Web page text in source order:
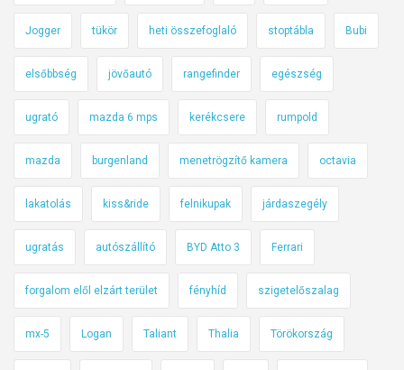
Jogger tükör heti összefoglaló stoptábla Bubi
elsőbbség jövőautó rangefinder egészség
ugrató mazda 6 mps kerékcsere rumpold
mazda burgenland menetrögzítő kamera octavia
lakatolás kiss&ride felnikupak járdaszegély
ugratás autószállító BYD Atto 3 Ferrari
forgalom elől elzárt terület fényhíd szigetelőszalag
mx-5 Logan Taliant Thalia Törökország